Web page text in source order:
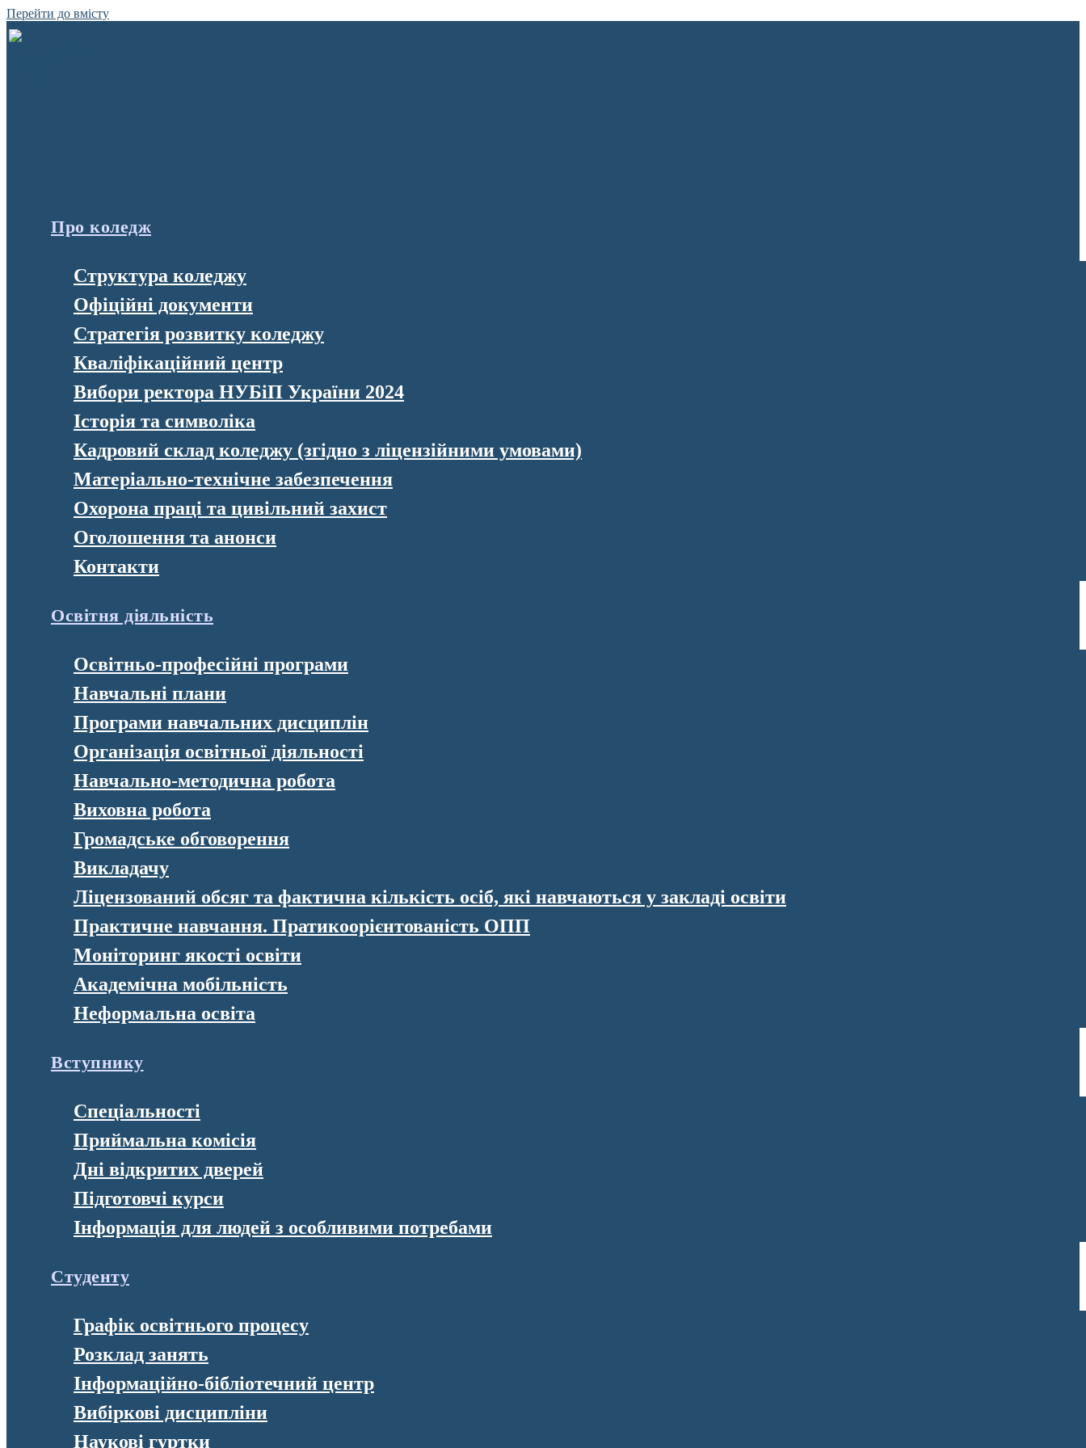
Перейти до вмісту
Про коледж
Структура коледжу
Офіційні документи
Стратегія розвитку коледжу
Кваліфікаційний центр
Вибори ректора НУБіП України 2024
Історія та символіка
Кадровий склад коледжу (згідно з ліцензійними умовами)
Матеріально-технічне забезпечення
Охорона праці та цивільний захист
Оголошення та анонси
Контакти
Освітня діяльність
Освітньо-професійні програми
Навчальні плани
Програми навчальних дисциплін
Організація освітньої діяльності
Навчально-методична робота
Виховна робота
Громадське обговорення
Викладачу
Ліцензований обсяг та фактична кількість осіб, які навчаються у закладі освіти
Практичне навчання. Пратикоорієнтованість ОПП
Моніторинг якості освіти
Академічна мобільність
Неформальна освіта
Вступнику
Спеціальності
Приймальна комісія
Дні відкритих дверей
Підготовчі курси
Інформація для людей з особливими потребами
Студенту
Графік освітнього процесу
Розклад занять
Інформаційно-бібліотечний центр
Вибіркові дисципліни
Наукові гуртки